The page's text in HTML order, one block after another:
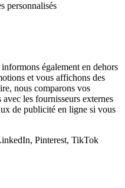
personnalisés
également en dehors
et vous affichons des
nous comparons vos
les fournisseurs externes
de publicité en ligne si vous
Pinterest, TikTok